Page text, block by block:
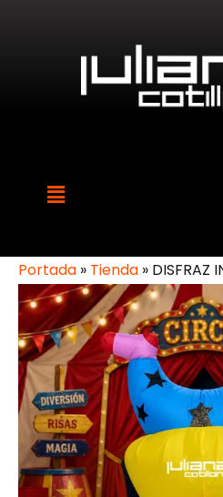
Portada » Tienda » DISFRAZ